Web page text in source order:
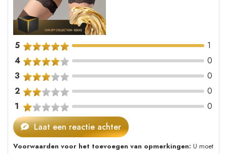
5
1
4
0
3
0
2
0
1
0
Laat een reactie achter
Voorwaarden voor het toevoegen van opmerkingen: U moet